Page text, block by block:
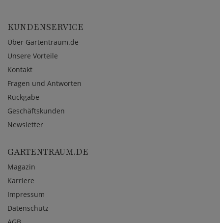
KUNDENSERVICE
Über Gartentraum.de
Unsere Vorteile
Kontakt
Fragen und Antworten
Rückgabe
Geschäftskunden
Newsletter
GARTENTRAUM.DE
Magazin
Karriere
Impressum
Datenschutz